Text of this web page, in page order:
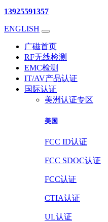
13925591357
ENGLISH
广磁首页
RF无线检测
EMC检测
IT/AV产品认证
国际认证
美洲认证专区
美国
FCC ID认证
FCC SDOC认证
FCC认证
CTIA认证
UL认证